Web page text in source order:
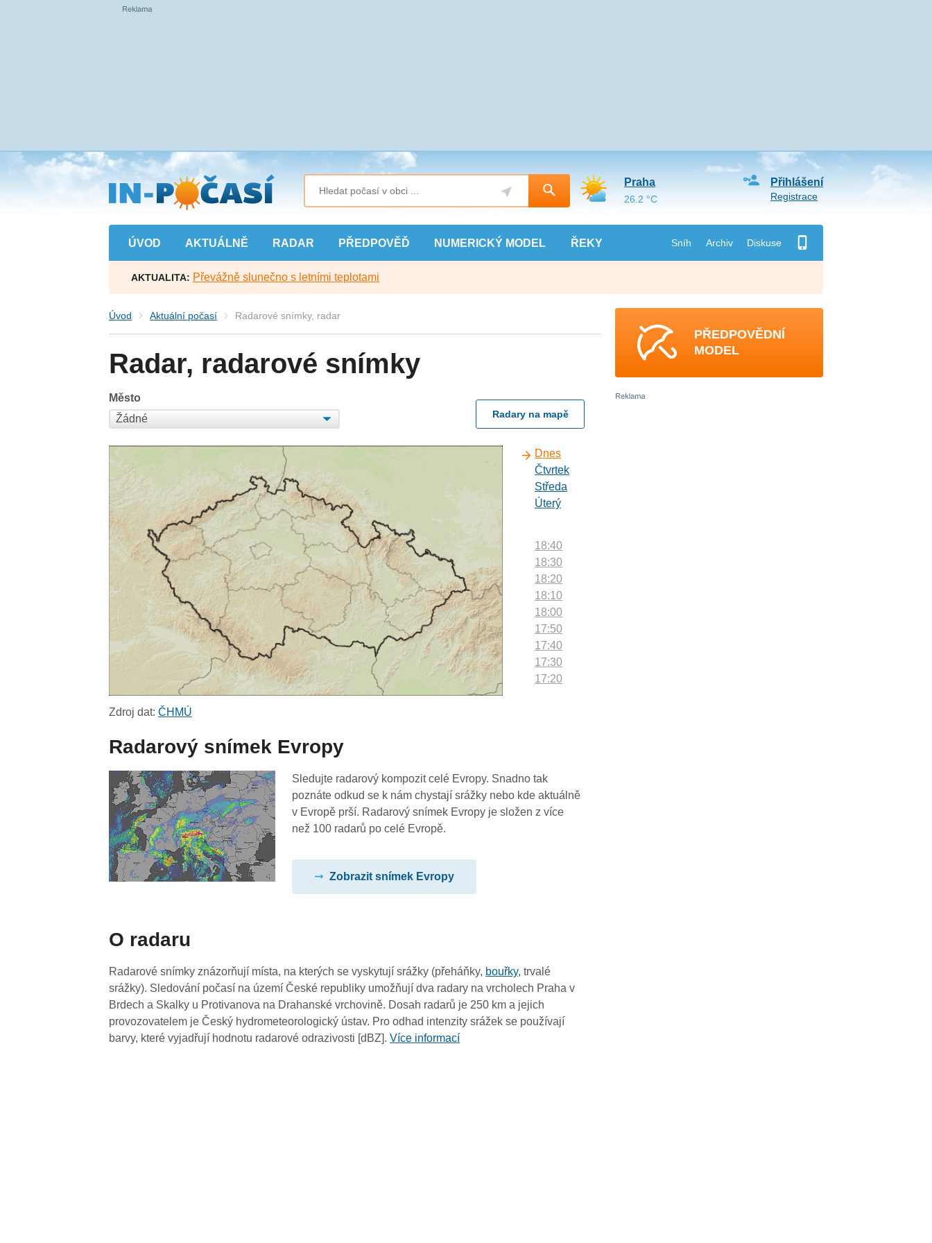
Přejít
na
hlavní
obsah
ÚVOD AKTUÁLNĚ RADAR PŘEDPOVĚĎ NUMERICKÝ MODEL ŘEKY Sníh Archiv Diskuse
Přihlášení
Registrace
Praha
26.2 °C
AKTUALITA: Převážně slunečno s letními teplotami
Úvod Aktuální počasí Radarové snímky, radar
Radar, radarové snímky
Město
Radary na mapě
Dnes
Čtvrtek
Středa
Úterý
18:40
18:30
18:20
18:10
18:00
17:50
17:40
17:30
17:20
16:20
16:10
16:00
14:20
14:10
14:00
13:50
Zdroj dat:ČHMÚ
Radarový snímek Evropy
Sledujte radarový kompozit celé Evropy. Snadno tak
poznáte odkud se k nám chystají srážky nebo kde aktuálně
v Evropě prší. Radarový snímek Evropy je složen z více
než 100 radarů po celé Evropě.
Zobrazit snímek Evropy
O radaru
Radarové snímky znázorňují místa, na kterých se vyskytují srážky (přeháňky, bouřky, trvalé
srážky). Sledování počasí na území České republiky umožňují dva radary na vrcholech Praha v
Brdech a Skalky u Protivanova na Drahanské vrchovině. Dosah radarů je 250 km a jejich
provozovatelem je Český hydrometeorologický ústav. Pro odhad intenzity srážek se používají
barvy, které vyjadřují hodnotu radarové odrazivosti [dBZ].Více informací
PŘEDPOVĚDNÍ
MODEL